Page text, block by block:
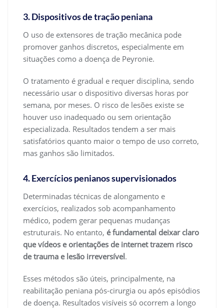
3. Dispositivos de tração peniana
O uso de extensores de tração mecânica pode
promover ganhos discretos, especialmente em
situações como a doença de Peyronie.
O tratamento é gradual e requer disciplina, sendo
necessário usar o dispositivo diversas horas por
semana, por meses. O risco de lesões existe se
houver uso inadequado ou sem orientação
especializada. Resultados tendem a ser mais
satisfatórios quanto maior o tempo de uso correto,
mas ganhos são limitados.
4. Exercícios penianos supervisionados
Determinadas técnicas de alongamento e
exercícios, realizados sob acompanhamento
médico, podem gerar pequenas mudanças
estruturais. No entanto, é fundamental deixar claro
que vídeos e orientações de internet trazem risco
de trauma e lesão irreversível.
Esses métodos são úteis, principalmente, na
reabilitação peniana pós-cirurgia ou após episódios
de doença. Resultados visíveis só ocorrem a longo